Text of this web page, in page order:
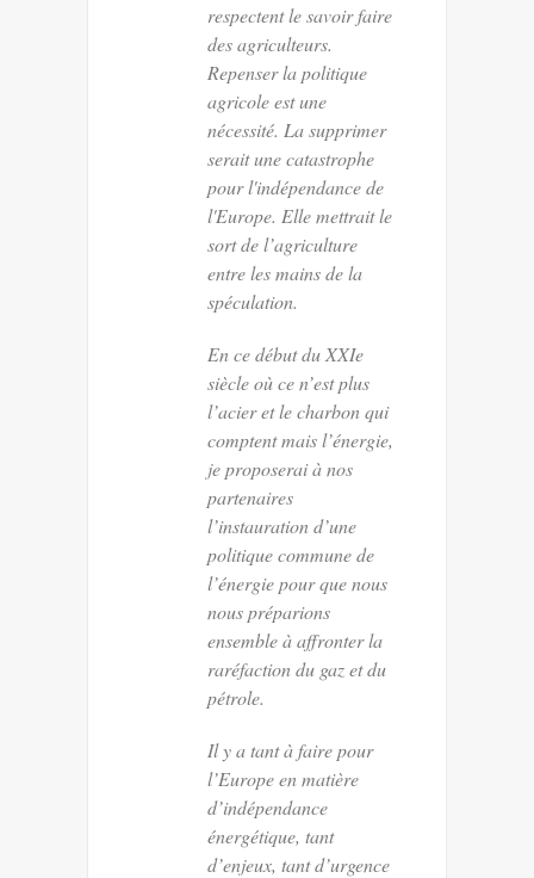
respectent le savoir faire
des agriculteurs.
Repenser la politique
agricole est une
nécessité. La supprimer
serait une catastrophe
pour l'indépendance de
l'Europe. Elle mettrait le
sort de l’agriculture
entre les mains de la
spéculation.
En ce début du XXIe
siècle où ce n’est plus
l’acier et le charbon qui
comptent mais l’énergie,
je proposerai à nos
partenaires
l’instauration d’une
politique commune de
l’énergie pour que nous
nous préparions
ensemble à affronter la
raréfaction du gaz et du
pétrole.
Il y a tant à faire pour
l’Europe en matière
d’indépendance
énergétique, tant
d’enjeux, tant d’urgence